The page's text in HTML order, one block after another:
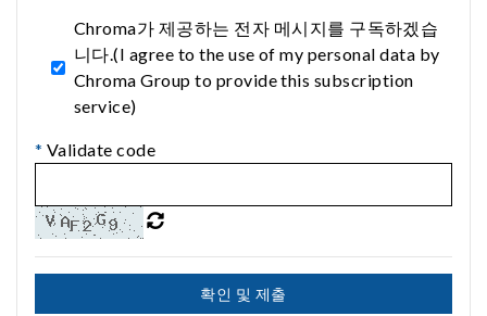
Chroma가 제공하는 전자 메시지를 구독하겠습
니다.(I agree to the use of my personal data by
Chroma Group to provide this subscription
service)
* Validate code
확인 및 제출